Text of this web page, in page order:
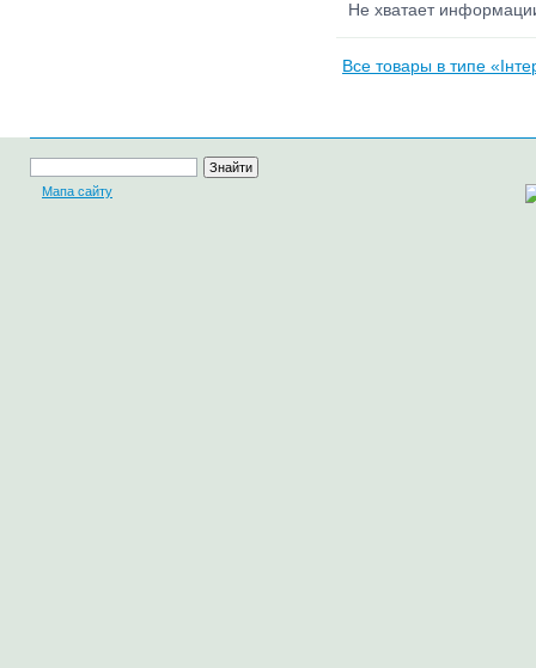
Не хватает
Все товары в типе
Мапа сайту